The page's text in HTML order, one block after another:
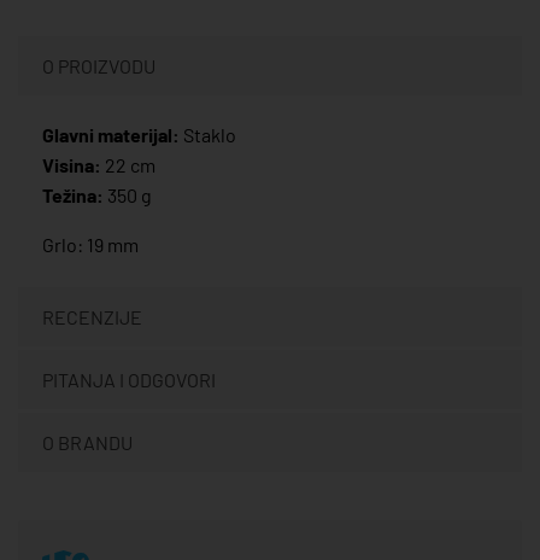
O PROIZVODU
Glavni materijal: Staklo
Visina: 22 cm
Težina: 350 g
Grlo: 19 mm
RECENZIJE
PITANJA I ODGOVORI
O BRANDU